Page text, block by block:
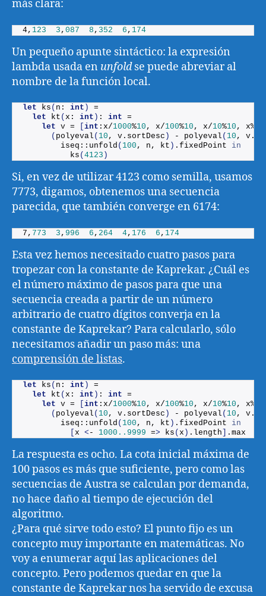
más clara:
4, 123 3 , 087 8 , 352 6 , 174
Un pequeño apunte sintáctico: la expresión
lambda usada en unfoldse puede abreviar al
nombre de la función local.
let ks ( n: int )
=
let
kt ( x: int ) : int =
let v = int :x/1000%10 , x/100%10 , x/10%10 , x%
( polyeval ( 10 , v. sortDesc ) - polyeval ( 10 , v.
        iseq::
unfold ( 100 , n, kt ) . fixedPoint
in
ks ( 4123 )
Si, en vez de utilizar 4123 como semilla, usamos
7773, digamos, obtenemos una secuencia
parecida, que también converge en 6174:
7, 773 3 , 996 6 , 264 4, 176 6 , 174
Esta vez hemos necesitado cuatro pasos para
tropezar con la constante de Kaprekar. ¿Cuál es
el número máximo de pasos para que una
secuencia creada a partir de un número
arbitrario de cuatro dígitos converja en la
constante de Kaprekar? Para calcularlo, sólo
necesitamos añadir un paso más: una
comprensión de listas.
let ks ( n: int )
=
let
kt ( x: int ) : int =
let v = int :x/1000%10 , x/100%10 , x/10%10 , x%
( polyeval ( 10 , v. sortDesc ) - polyeval ( 10 , v.
        iseq::
unfold ( 100 , n, kt ) . fixedPoint
in
x < - 1000. .9999 => ks ( x ) . length . max
La respuesta es ocho. La cota inicial máxima de
100 pasos es más que suficiente, pero como las
secuencias de Austra se calculan por demanda,
no hace daño al tiempo de ejecución del
algoritmo.
¿Para qué sirve todo esto? El punto fijo es un
concepto muy importante en matemáticas. No
voy a enumerar aquí las aplicaciones del
concepto. Pero podemos quedar en que la
constante de Kaprekar nos ha servido de excusa